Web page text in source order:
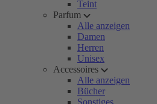
Teint
Parfum
Alle anzeigen
Damen
Herren
Unisex
Accessoires
Alle anzeigen
Bücher
Sonstiges